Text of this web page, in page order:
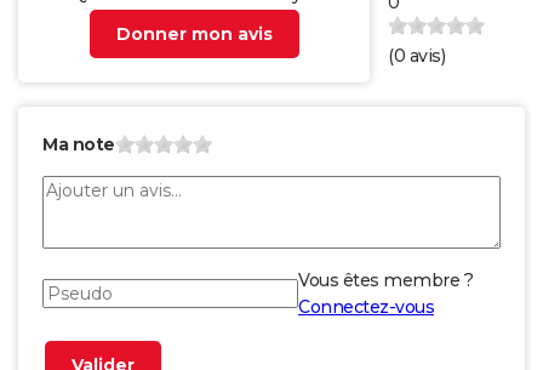
Donner mon avis
(0 avis)
Ma note
Vous êtes membre ?
Connectez-vous